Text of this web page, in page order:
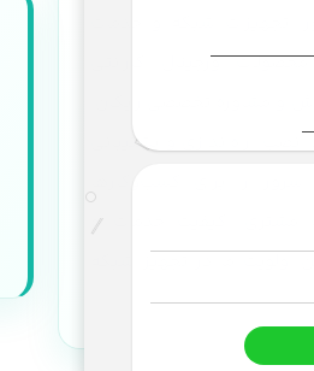
اورجینال، گارانتی
راه‌اندازی و پشتیبانی
را برای کسب‌وکارها
مشتری، کیفیت خدمات و